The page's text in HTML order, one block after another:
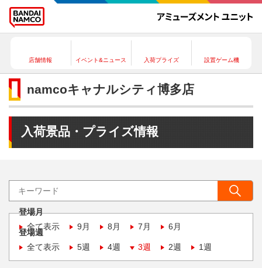
店舗情報 イベント&ニュース 入荷プライズ 設置ゲーム機
namcoキャナルシティ博多店
入荷景品・プライズ情報
登場月
全て表示
9月 8月 7月 6月
登場週
全て表示
5週 4週 3週 2週 1週